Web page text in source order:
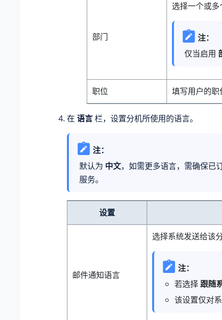
部门
选择一个或多
注：
仅当启用
职位 填写用户的
在 语言栏，设置分机所使用的语言。
注：
默认为 中文，如需更多语言，需确保已
服务。
设置
邮件通知语言
选择系统发送给该
注：
若选择跟随
该设置仅对